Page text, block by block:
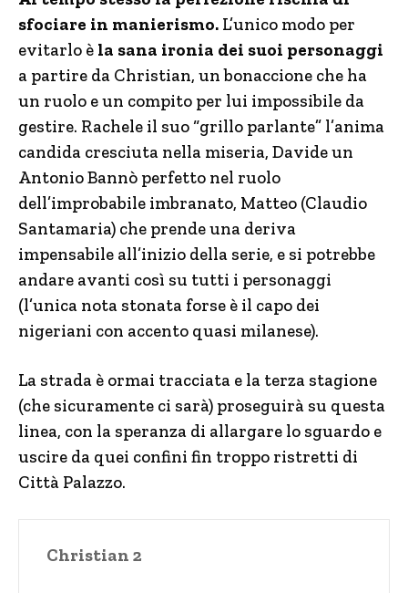
sfociare in manierismo. L’unico modo per
evitarlo è la sana ironia dei suoi personaggi
a partire da Christian, un bonaccione che ha
un ruolo e un compito per lui impossibile da
gestire. Rachele il suo “grillo parlante” l’anima
candida cresciuta nella miseria, Davide un
Antonio Bannò perfetto nel ruolo
dell’improbabile imbranato, Matteo (Claudio
Santamaria) che prende una deriva
impensabile all’inizio della serie, e si potrebbe
andare avanti così su tutti i personaggi
(l’unica nota stonata forse è il capo dei
nigeriani con accento quasi milanese).
La strada è ormai tracciata e la terza stagione
(che sicuramente ci sarà) proseguirà su questa
linea, con la speranza di allargare lo sguardo e
uscire da quei confini fin troppo ristretti di
Città Palazzo.
Christian 2